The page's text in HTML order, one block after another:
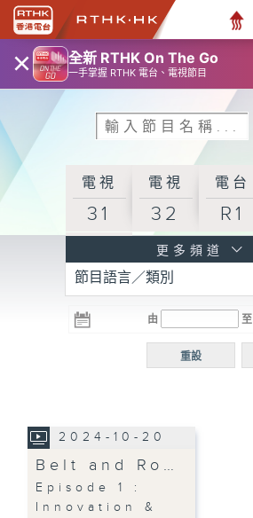
× 全新 RTHK On The Go
一手掌握 RTHK 電台、電視節目
電視
31
電視
32
電台
R1
R3
電台 電台
R5
電台
普通
更多頻道
節目語言／類別
由 至
重設
2024-10-20
Belt and Ro…
Episode 1 :
Innovation &